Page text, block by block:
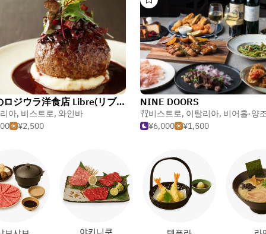
博多のロジウラ洋食店 Libre(リブレ)
아, 비스트로, 와인바
¥2,500
NINE DOORS
비스트로, 이탈리아, 비어홀·양
¥6,000
¥1,500